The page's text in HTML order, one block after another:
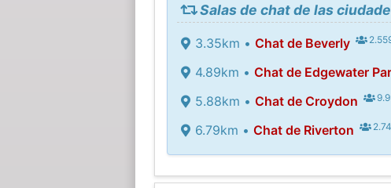
Salas de chat de las
3.35km • Chat de Beverly
4.89km • Chat de Edgewater
5.88km • Chat de Croydon
6.79km • Chat de Riverton